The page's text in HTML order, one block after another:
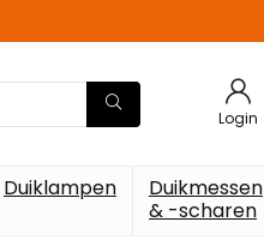
Login
Duiklampen
Duikmessen
& -scharen